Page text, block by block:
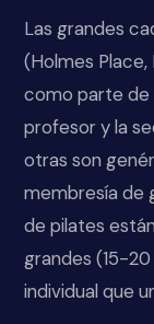
Las grandes
(Holmes
como parte de
profesor y la
otras son
membresía de
de pilates
grandes (15-
individual que